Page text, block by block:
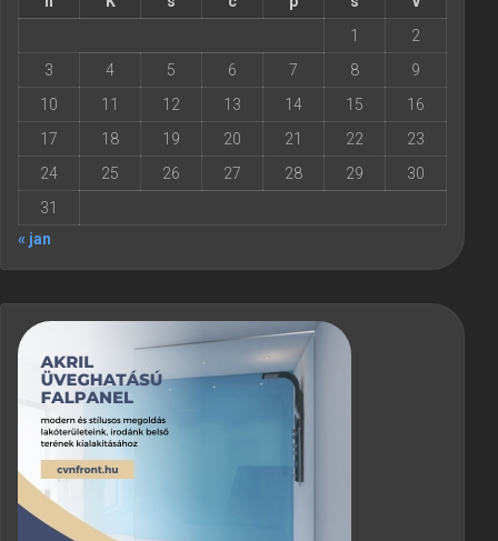
1
2
3
4 5 6 7 8
9
10
11 12 13 14 15
16
17
18 19 20 21 22
23
24
25 26 27 28 29
30
31
« jan